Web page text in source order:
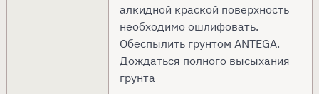
алкидной краской поверхность
необходимо ошлифовать.
Обеспылить грунтом ANTEGA.
Дождаться полного высыхания
грунта